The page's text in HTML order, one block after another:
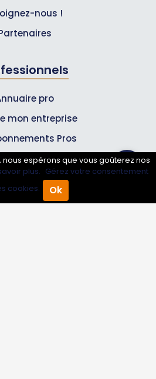
Agenda
nous !
pro
mon entreprise
Pros
Infos
légales et CGV
nous espérons que vous goûterez nos
plus. Gérez votre consentement
cookies.
Ok